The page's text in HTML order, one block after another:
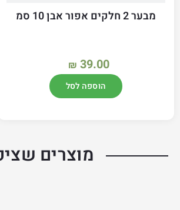
מבער 2 חלקים אפור אבן 10 סמ
₪ 39.00
הוספה לסל
מוצרים